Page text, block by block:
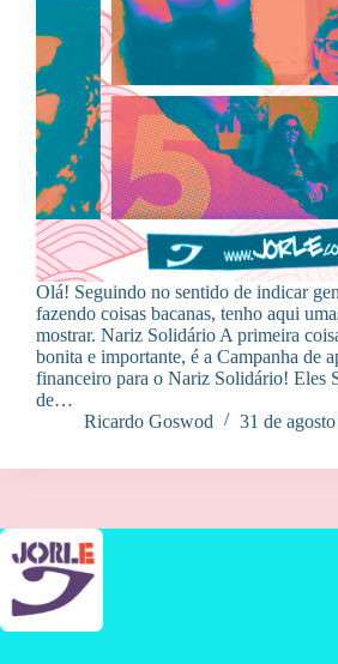
Olá! Seguindo no sentido de indicar
fazendo coisas bacanas, tenho aqui
mostrar. Nariz Solidário A primeira
bonita e importante, é a Campanha de
financeiro para o Nariz Solidário! Eles
de…
Ricardo Goswod
31 de